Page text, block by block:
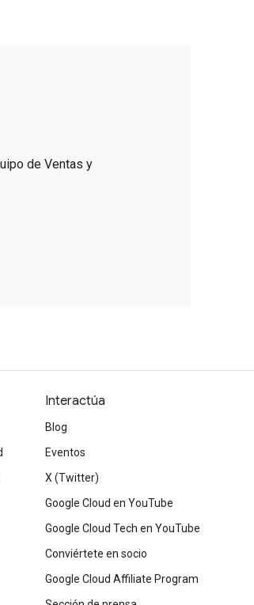
de Ventas y
Interactúa
Blog
Eventos
X (Twitter)
Google Cloud en YouTube
Google Cloud Tech en YouTube
Conviértete en socio
Google Cloud Affiliate Program